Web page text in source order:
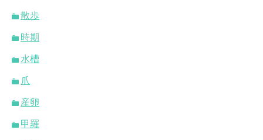
散歩
時期
水槽
爪
産卵
甲羅